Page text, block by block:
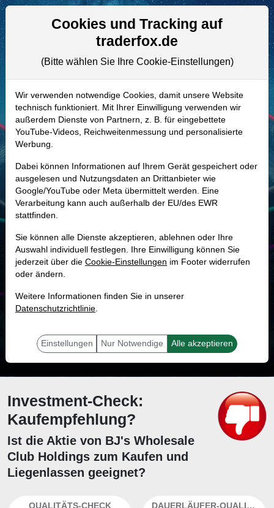
Aktien- und Artikelsuche
A2JPDX | BJ–BJ's Wholesale Club
Holdings Aktie
Realtime-Aktienkurs:
- - -
-
Marktkapitalisierung 12,35 Mrd. USD
Unternehmenswert
Umsatz 21,46 Mrd. USD
37.7 %
mit dieser Aktie erfolgreich sein.
Investment-Check:
Kaufempfehlung?
Ist die Aktie von BJ's Wholesale
Club Holdings zum Kaufen und
Liegenlassen geeignet?
QUALITÄTS-CHECK DAUERLÄUFER-QUALITÄTEN
Cookies und Tracking auf
traderfox.de
(Bitte wählen Sie Ihre Cookie-Einstellungen)
Wir verwenden notwendige Cookies, damit unsere Website
technisch funktioniert. Mit Ihrer Einwilligung verwenden wir
außerdem Dienste von Partnern, z. B. für eingebettete
YouTube-Videos, Reichweitenmessung und personalisierte
Werbung.
Dabei können Informationen auf Ihrem Gerät gespeichert oder
ausgelesen und Nutzungsdaten an Drittanbieter wie
Google/YouTube oder Meta übermittelt werden. Eine
Verarbeitung kann auch außerhalb der EU/des EWR
stattfinden.
Sie können alle Dienste akzeptieren, ablehnen oder Ihre
Auswahl individuell festlegen. Ihre Einwilligung können Sie
jederzeit über die Cookie-Einstellungen im Footer widerrufen
oder ändern.
Weitere Informationen finden Sie in unserer
Datenschutzrichtlinie.
Einstellungen Nur Notwendige Alle akzeptieren